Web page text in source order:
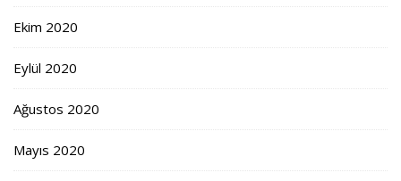
Ekim 2020
Eylül 2020
Ağustos 2020
Mayıs 2020